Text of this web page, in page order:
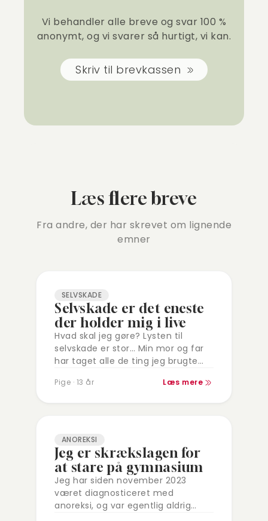
Vi behandler alle breve og svar 100 %
anonymt, og vi svarer så hurtigt, vi kan.
Skriv til brevkassen
Læs flere breve
Fra andre, der har skrevet om lignende
emner
SELVSKADE
Selvskade er det eneste
der holder mig i live
Hvad skal jeg gøre? Lysten til
selvskade er stor… Min mor og far
har taget alle de ting jeg brugte
kunne bruge.…
Pige · 13 år Læs mere
ANOREKSI
Jeg er skrækslagen for
at stare på gymnasium
Jeg har siden november 2023
været diagnosticeret med
anoreksi, og var egentlig aldrig